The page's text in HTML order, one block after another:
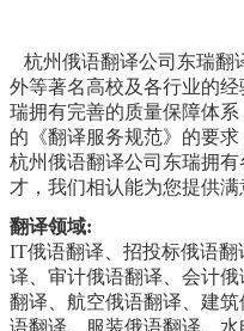
杭州俄语翻译公司东瑞翻
外等著名高校及各行业的
瑞拥有完善的质量保障体
的《翻译服务规范》的要求
杭州俄语翻译公司东瑞拥
才，我们相认能为您提供满
翻译领域:
IT俄语翻译、招投标俄语
译、审计俄语翻译、会计
翻译、航空俄语翻译、建
语翻译、服装俄语翻译、水